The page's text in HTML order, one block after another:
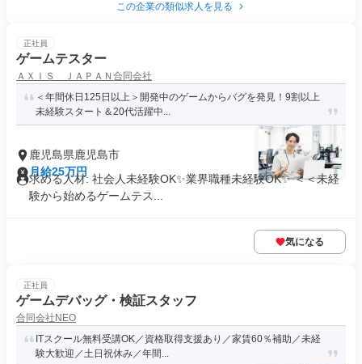
この企業の類似求人を見る
正社員
ゲームテスター
ＡＸＩＳ ＪＡＰＡＮ合同会社
＜年間休日125日以上＞開発中のゲームからバグを発見！9割以上
未経験スタート＆20代活躍中...
鹿児島県鹿児島市
月給25万円
求める人材: 社会人未経験OK✨業界職種未経験OK✨ ＜＜未経
験から始めるゲームテス...
気になる
正社員
ゲームデバッグ・検証スタッフ
合同会社NEO
ITスクール無料受講OK／資格取得支援あり／家賃60％補助／未経
験大歓迎／土日祝休み／年間...